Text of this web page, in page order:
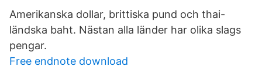
Amerikanska dollar, brittiska pund och thai-
ländska baht. Nästan alla länder har olika slags
pengar.
Free endnote download